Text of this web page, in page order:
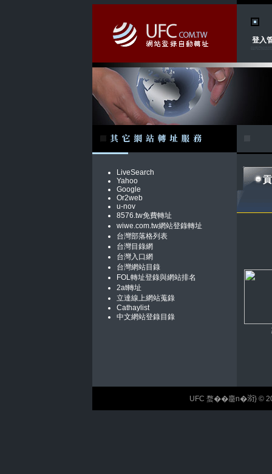
登入
LiveSearch
Yahoo
Google
Or2web
u-nov
8576.tw免費轉址
wiwe.com.tw網站登錄轉址
台灣部落格列表
台灣目錄網
台灣入口網
台灣網站目錄
FOL轉址登錄與網站排名
2at轉址
立達線上網站蒐錄
Cathaylist
中文網站登錄目錄
UFC 蝥��麢n�𣶹} ©